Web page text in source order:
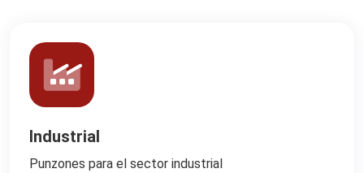
Industrial
Punzones para el sector industrial